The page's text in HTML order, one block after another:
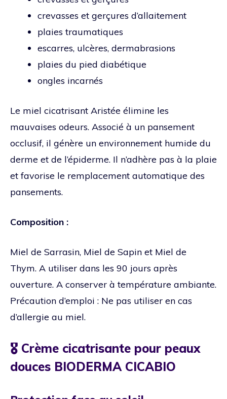
crevasses et gerçures d’allaitement
plaies traumatiques
escarres, ulcères, dermabrasions
plaies du pied diabétique
ongles incarnés
Le miel cicatrisant Aristée élimine les
mauvaises odeurs. Associé à un pansement
occlusif, il génère un environnement humide du
derme et de l’épiderme. Il n’adhère pas à la plaie
et favorise le remplacement automatique des
pansements.
Composition :
Miel de Sarrasin, Miel de Sapin et Miel de
Thym. A utiliser dans les 90 jours après
ouverture. A conserver à température ambiante.
Précaution d’emploi : Ne pas utiliser en cas
d’allergie au miel.
🎖️ Crème cicatrisante pour peaux
douces BIODERMA CICABIO